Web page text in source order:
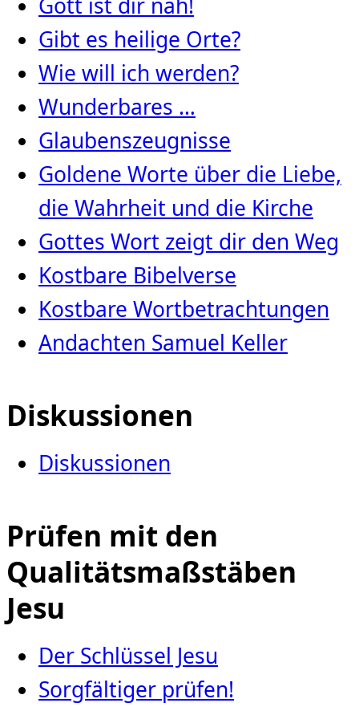
Gibt es heilige Orte?
Wie will ich werden?
Wunderbares …
Glaubenszeugnisse
Goldene Worte über die Liebe,
die Wahrheit und die Kirche
Gottes Wort zeigt dir den Weg
Kostbare Bibelverse
Kostbare Wortbetrachtungen
Andachten Samuel Keller
Diskussionen
Diskussionen
Prüfen mit den
Qualitätsmaßstäben
Jesu
Der Schlüssel Jesu
Sorgfältiger prüfen!